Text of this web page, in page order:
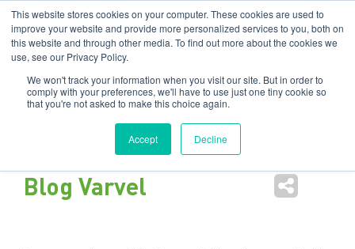
This website stores cookies on your computer. These cookies are used to
improve your website and provide more personalized services to you, both on
this website and through other media. To find out more about the cookies we
use, see our Privacy Policy.
We won't track your information when you visit our site. But in order to
comply with your preferences, we'll have to use just one tiny cookie so
that you're not asked to make this choice again.
Accept Decline
Filiali: India USA EN IT
Blog Varvel